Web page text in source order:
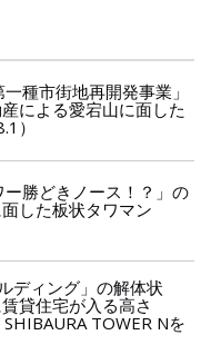
種市街地再開発事業」
による愛宕山に面した
）
勝どきノース！？」の
した板状タワマン
ディング」の解体状
貸住宅が入る高さ
TOWER Nを